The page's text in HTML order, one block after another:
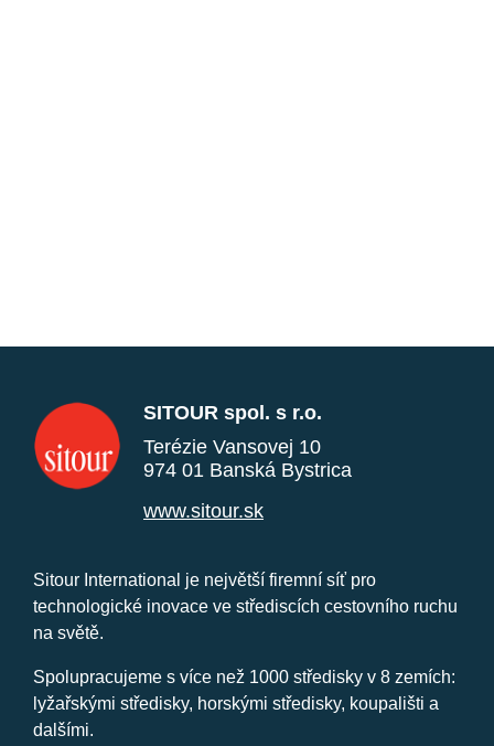
SITOUR spol. s r.o.
Terézie Vansovej 10
974 01 Banská Bystrica
www.sitour.sk
Sitour International je největší firemní síť pro
technologické inovace ve střediscích cestovního ruchu
na světě.
Spolupracujeme s více než 1000 středisky v 8 zemích:
lyžařskými středisky, horskými středisky, koupališti a
dalšími.